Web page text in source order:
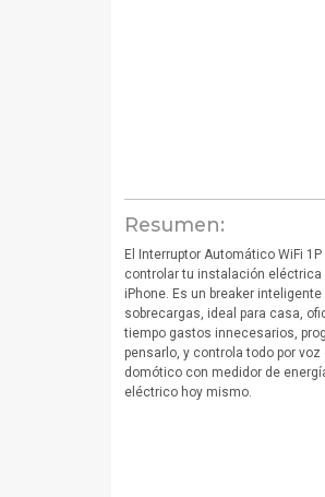
Resumen:
El Interruptor Automático WiFi
controlar tu instalación eléctrica
iPhone. Es un breaker
sobrecargas, ideal para casa,
tiempo gastos innecesarios,
pensarlo, y controla todo por
domótico con medidor de
eléctrico hoy mismo.